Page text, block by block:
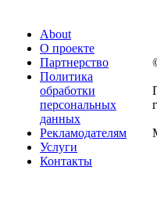
About
О проекте
Партнерство
Политика
обработки
персональных
данных
Рекламодателям
Услуги
Контакты